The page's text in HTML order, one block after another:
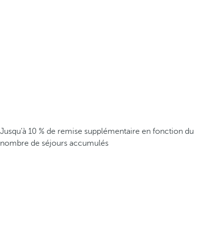
Jusqu’à 10 % de remise supplémentaire en fonction du
nombre de séjours accumulés